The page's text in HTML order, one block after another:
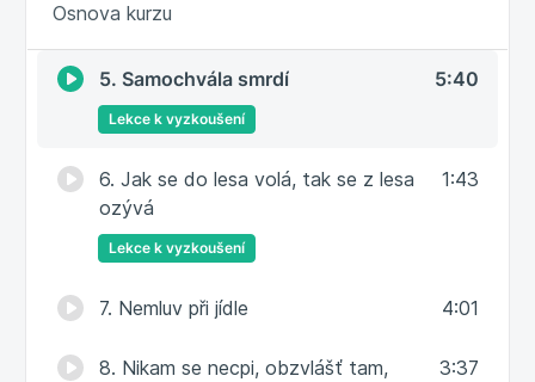
Osnova kurzu
4. Nebav se s cizími lidmi
5. Samochvála smrdí 5:40
Lekce k vyzkoušení
6. Jak se do lesa volá, tak se z lesa
ozývá
1:43
Lekce k vyzkoušení
7. Nemluv při jídle 4:01
8. Nikam se necpi, obzvlášť tam,
3:37